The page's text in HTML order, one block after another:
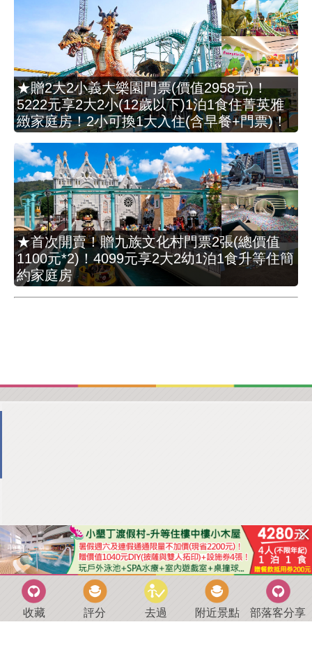
★贈2大2小義大樂園門票(價值2958元)！
5222元享2大2小(12歲以下)1泊1食住菁英雅
緻家庭房！2小可換1大入住(含早餐+門票)！
★首次開賣！贈九族文化村門票2張(總價值
1100元*2)！4099元享2大2幼1泊1食升等住簡
約家庭房
收藏 評分 去過 附近景點 部落客分享